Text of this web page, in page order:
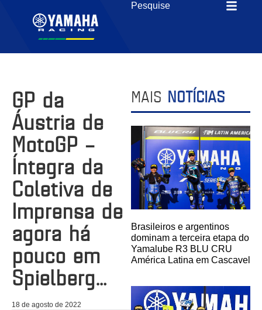
GP da
Áustria de
MotoGP –
Íntegra da
Coletiva de
Imprensa de
agora há
pouco em
Spielberg…
18 de agosto de 2022
MAIS NOTÍCIAS
Brasileiros e argentinos
dominam a terceira etapa do
Yamalube R3 BLU CRU
América Latina em Cascavel